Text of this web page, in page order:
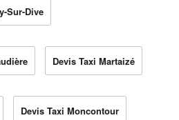
Sur-Dive
Devis Taxi Martaizé
Devis Taxi Moncontour